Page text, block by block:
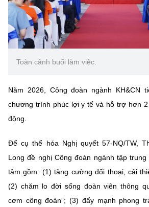
Toàn cảnh buổi làm việc.
Năm 2026, Công đoàn ngành KH&CN
chương trình phúc lợi y tế và hỗ trợ hơn
động.
Để cụ thể hóa Nghị quyết 57-NQ/TW,
Long đề nghị Công đoàn ngành tập
tâm gồm: (1) tăng cường đối thoại, cải
(2) chăm lo đời sống đoàn viên thông
cơm công đoàn”; (3) đẩy mạnh phong